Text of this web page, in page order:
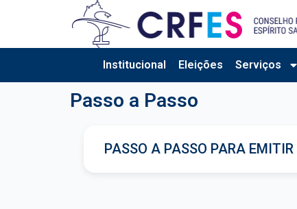
Institucional Eleições Serviços
Passo a Passo
PASSO A PASSO PARA